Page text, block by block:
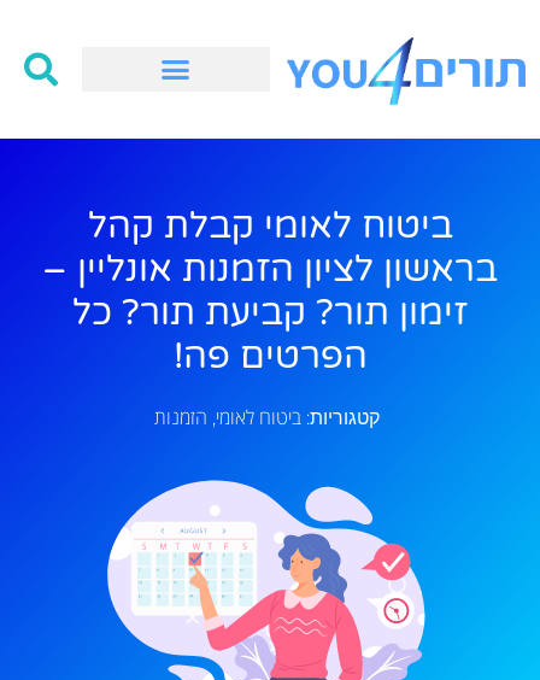
ביטוח לאומי קבלת קהל
בראשון לציון הזמנות אונליין –
זימון תור? קביעת תור? כל
הפרטים פה!
קטגוריות: ביטוח לאומי, הזמנות